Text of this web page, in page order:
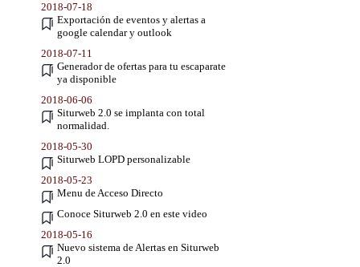
2018-07-18
Exportación de eventos y alertas a
google calendar y outlook
2018-07-11
Generador de ofertas para tu escaparate
ya disponible
2018-06-06
Siturweb 2.0 se implanta con total
normalidad.
2018-05-30
Siturweb LOPD personalizable
2018-05-23
Menu de Acceso Directo
Conoce Siturweb 2.0 en este video
2018-05-16
Nuevo sistema de Alertas en Siturweb
2.0